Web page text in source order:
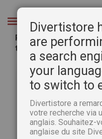
Chercher
Réussir sa
transformer votre
galerie
d’images
Divertistore
are
a search
your
to switch to
Divertistore a
votre recherche via
anglais. Souhaitez-
anglaise du site